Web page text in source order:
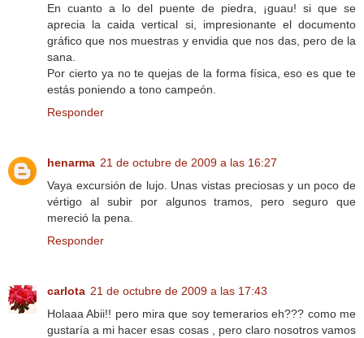
En cuanto a lo del puente de piedra, ¡guau! si que se
aprecia la caida vertical si, impresionante el documento
gráfico que nos muestras y envidia que nos das, pero de la
sana.
Por cierto ya no te quejas de la forma física, eso es que te
estás poniendo a tono campeón.
Responder
henarma 21 de octubre de 2009 a las 16:27
Vaya excursión de lujo. Unas vistas preciosas y un poco de
vértigo al subir por algunos tramos, pero seguro que
mereció la pena.
Responder
carlota 21 de octubre de 2009 a las 17:43
Holaaa Abii!! pero mira que soy temerarios eh??? como me
gustaría a mi hacer esas cosas , pero claro nosotros vamos